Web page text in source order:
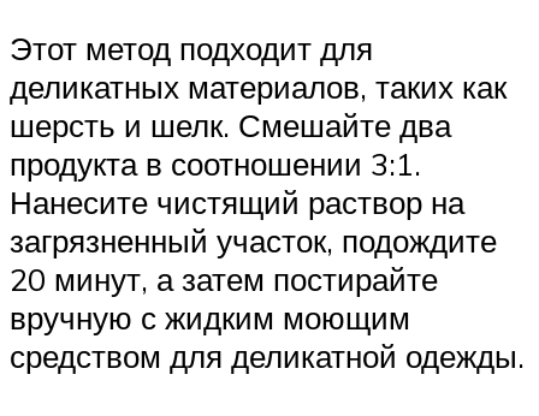
Этот метод подходит для
деликатных материалов, таких как
шерсть и шелк. Смешайте два
продукта в соотношении 3:1.
Нанесите чистящий раствор на
загрязненный участок, подождите
20 минут, а затем постирайте
вручную с жидким моющим
средством для деликатной одежды.